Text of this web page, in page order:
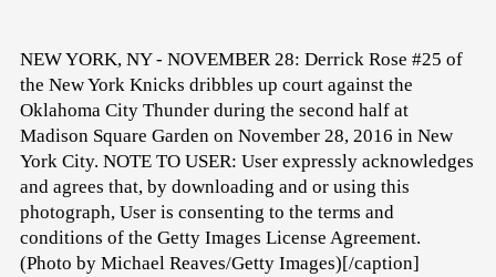
NEW YORK, NY - NOVEMBER 28: Derrick Rose #25 of
the New York Knicks dribbles up court against the
Oklahoma City Thunder during the second half at
Madison Square Garden on November 28, 2016 in New
York City. NOTE TO USER: User expressly acknowledges
and agrees that, by downloading and or using this
photograph, User is consenting to the terms and
conditions of the Getty Images License Agreement.
(Photo by Michael Reaves/Getty Images)[/caption]